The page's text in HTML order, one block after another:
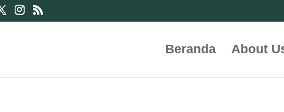
Beranda About